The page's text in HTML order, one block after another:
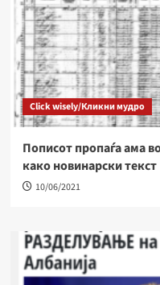
Click wisely/Кликни мудро
Пописот прoпаѓа ама
како новинарски текст
10/06/2021